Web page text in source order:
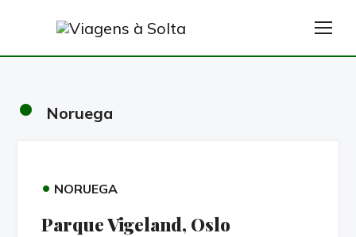
• Noruega
• NORUEGA
Parque Vigeland, Oslo